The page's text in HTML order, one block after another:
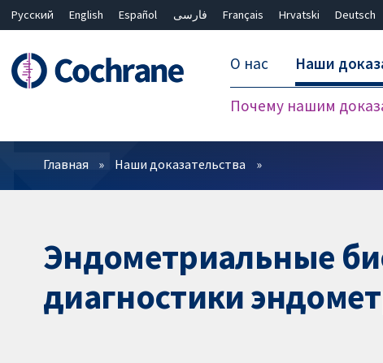
Русский English Español فارسی Français Hrvatski Deutsch
О нас Наши
Почему нашим
Фильтры
Главная Наши доказательства
Эндометриальные
диагностики